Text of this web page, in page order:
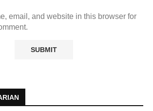
email, and website in this browser for